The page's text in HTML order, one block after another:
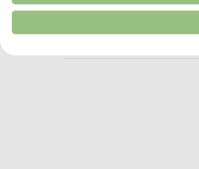
Heute
Erstellung von Profilen für